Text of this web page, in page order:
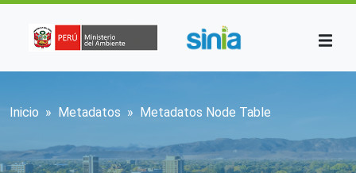
Sobrescribir enlaces de ayuda a la
Inicio Metadatos Metadatos Node Table